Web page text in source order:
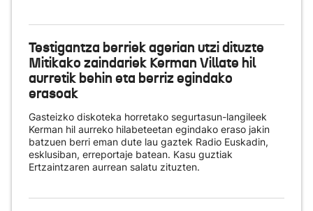
Testigantza berriek agerian utzi dituzte
Mitikako zaindariek Kerman Villate hil
aurretik behin eta berriz egindako
erasoak
Gasteizko diskoteka horretako segurtasun-langileek
Kerman hil aurreko hilabeteetan egindako eraso jakin
batzuen berri eman dute lau gaztek Radio Euskadin,
esklusiban, erreportaje batean. Kasu guztiak
Ertzaintzaren aurrean salatu zituzten.